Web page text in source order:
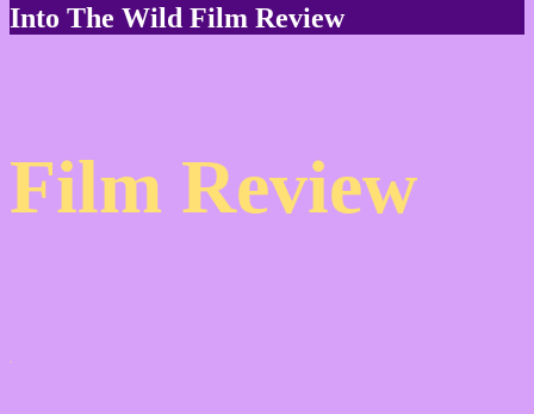
Into The Wild Film Review
Film Review
.